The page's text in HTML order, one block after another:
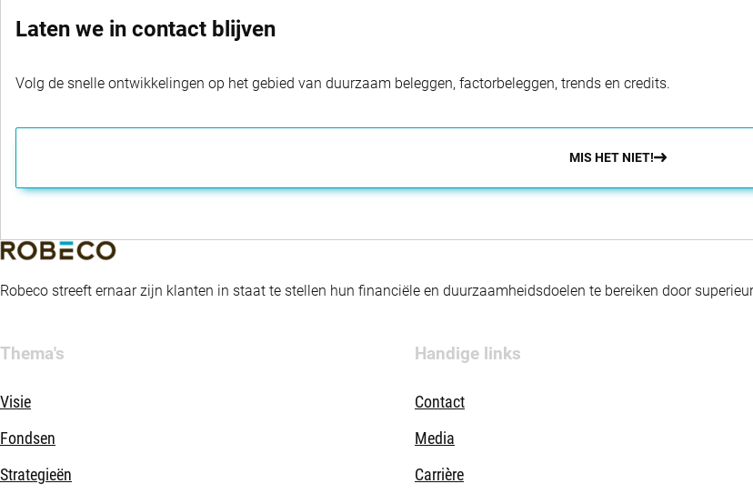
Laten we in contact blijven
Volg de snelle ontwikkelingen op het gebied van duurzaam beleggen, factorbeleggen, trends en credits.
MIS HET NIET!
Robeco streeft ernaar zijn klanten in staat te stellen hun financiële en duurzaamheidsdoelen te bereiken door
Thema's
Visie
Fondsen
Strategieën
Handige links
Contact
Media
Carrière